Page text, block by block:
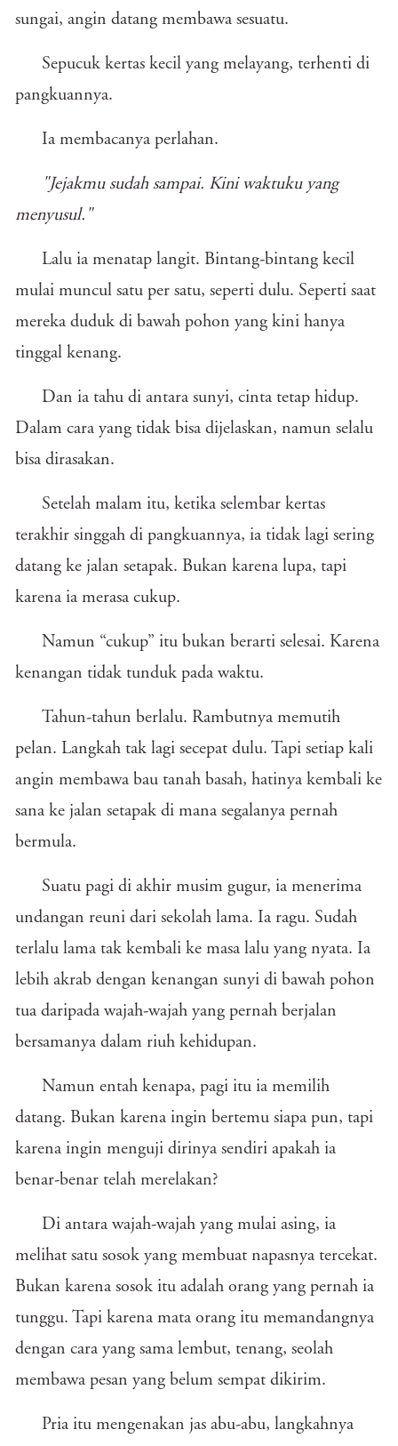
sungai, angin datang membawa sesuatu.
Sepucuk kertas kecil yang melayang, terhenti di
pangkuannya.
Ia membacanya perlahan.
"Jejakmu sudah sampai. Kini waktuku yang
menyusul."
Lalu ia menatap langit. Bintang-bintang kecil
mulai muncul satu per satu, seperti dulu. Seperti saat
mereka duduk di bawah pohon yang kini hanya
tinggal kenang.
Dan ia tahu di antara sunyi, cinta tetap hidup.
Dalam cara yang tidak bisa dijelaskan, namun selalu
bisa dirasakan.
Setelah malam itu, ketika selembar kertas
terakhir singgah di pangkuannya, ia tidak lagi sering
datang ke jalan setapak. Bukan karena lupa, tapi
karena ia merasa cukup.
Namun “cukup” itu bukan berarti selesai. Karena
kenangan tidak tunduk pada waktu.
Tahun-tahun berlalu. Rambutnya memutih
pelan. Langkah tak lagi secepat dulu. Tapi setiap kali
angin membawa bau tanah basah, hatinya kembali ke
sana ke jalan setapak di mana segalanya pernah
bermula.
Suatu pagi di akhir musim gugur, ia menerima
undangan reuni dari sekolah lama. Ia ragu. Sudah
terlalu lama tak kembali ke masa lalu yang nyata. Ia
lebih akrab dengan kenangan sunyi di bawah pohon
tua daripada wajah-wajah yang pernah berjalan
bersamanya dalam riuh kehidupan.
Namun entah kenapa, pagi itu ia memilih
datang. Bukan karena ingin bertemu siapa pun, tapi
karena ingin menguji dirinya sendiri apakah ia
benar-benar telah merelakan?
Di antara wajah-wajah yang mulai asing, ia
melihat satu sosok yang membuat napasnya tercekat.
Bukan karena sosok itu adalah orang yang pernah ia
tunggu. Tapi karena mata orang itu memandangnya
dengan cara yang sama lembut, tenang, seolah
membawa pesan yang belum sempat dikirim.
Pria itu mengenakan jas abu-abu, langkahnya